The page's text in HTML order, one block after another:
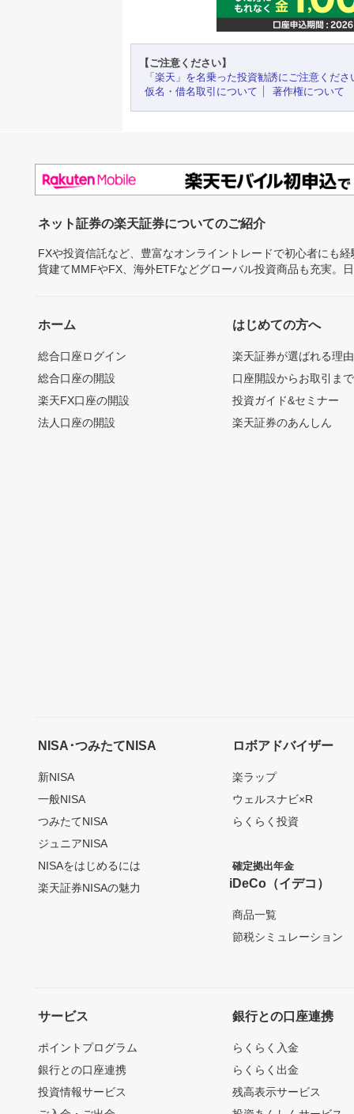
【ご注意ください】
「楽天」を名乗った投資勧誘にご注意くださ
仮名・借名取引について
著作権について
ネット証券の楽天証券についてのご紹介
FXや投資信託など、豊富なオンライントレードで初心者にも
貨建てMMFやFX、海外ETFなどグローバル投資商品も充実。
ホーム
総合口座ログイン
総合口座の開設
楽天FX口座の開設
法人口座の開設
はじめての方へ
楽天証券が選ばれる理由
口座開設からお取引ま
投資ガイド&セミナー
楽天証券のあんしん
NISA･つみたてNISA
新NISA
一般NISA
つみたてNISA
ジュニアNISA
NISAをはじめるには
楽天証券NISAの魅力
ロボアドバイザー
楽ラップ
ウェルスナビ×R
らくらく投資
確定拠出年金
iDeCo（イデコ）
商品一覧
節税シミュレーション
サービス
ポイントプログラム
銀行との口座連携
投資情報サービス
銀行との口座連携
らくらく入金
らくらく出金
残高表示サービス